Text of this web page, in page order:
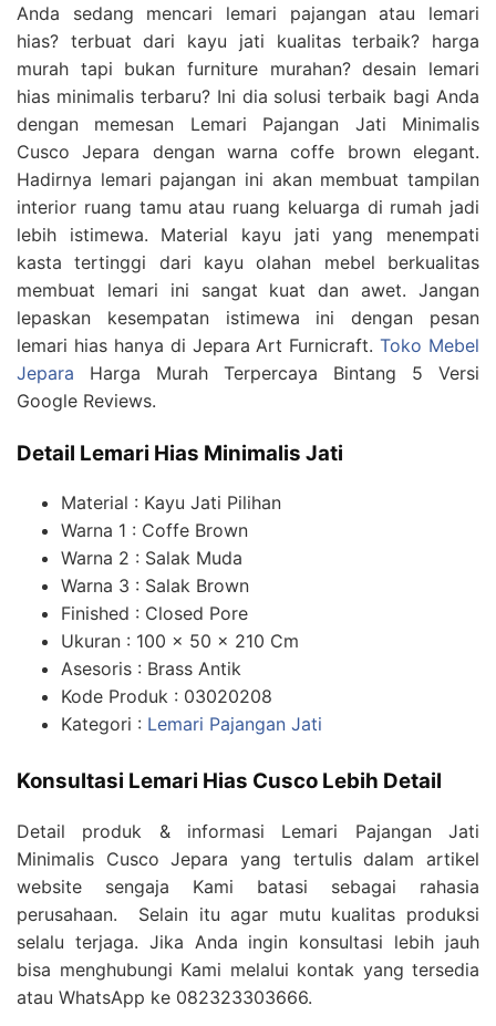
Anda sedang mencari lemari pajangan atau lemari
hias? terbuat dari kayu jati kualitas terbaik? harga
murah tapi bukan furniture murahan? desain lemari
hias minimalis terbaru? Ini dia solusi terbaik bagi Anda
dengan memesan Lemari Pajangan Jati Minimalis
Cusco Jepara dengan warna coffe brown elegant.
Hadirnya lemari pajangan ini akan membuat tampilan
interior ruang tamu atau ruang keluarga di rumah jadi
lebih istimewa. Material kayu jati yang menempati
kasta tertinggi dari kayu olahan mebel berkualitas
membuat lemari ini sangat kuat dan awet. Jangan
lepaskan kesempatan istimewa ini dengan pesan
lemari hias hanya di Jepara Art Furnicraft.Toko Mebel
Jepara Harga Murah Terpercaya Bintang 5 Versi
Google Reviews.
Detail Lemari Hias Minimalis Jati
Material : Kayu Jati Pilihan
Warna 1 : Coffe Brown
Warna 2 : Salak Muda
Warna 3 : Salak Brown
Finished : Closed Pore
Ukuran : 100 x 50 x 210 Cm
Asesoris : Brass Antik
Kode Produk : 03020208
Kategori : Lemari Pajangan Jati
Konsultasi Lemari Hias Cusco Lebih Detail
Detail produk & informasi Lemari Pajangan Jati
Minimalis Cusco Jepara yang tertulis dalam artikel
website sengaja Kami batasi sebagai rahasia
perusahaan. Selain itu agar mutu kualitas produksi
selalu terjaga. Jika Anda ingin konsultasi lebih jauh
bisa menghubungi Kami melalui kontak yang tersedia
atau WhatsApp ke 082323303666.